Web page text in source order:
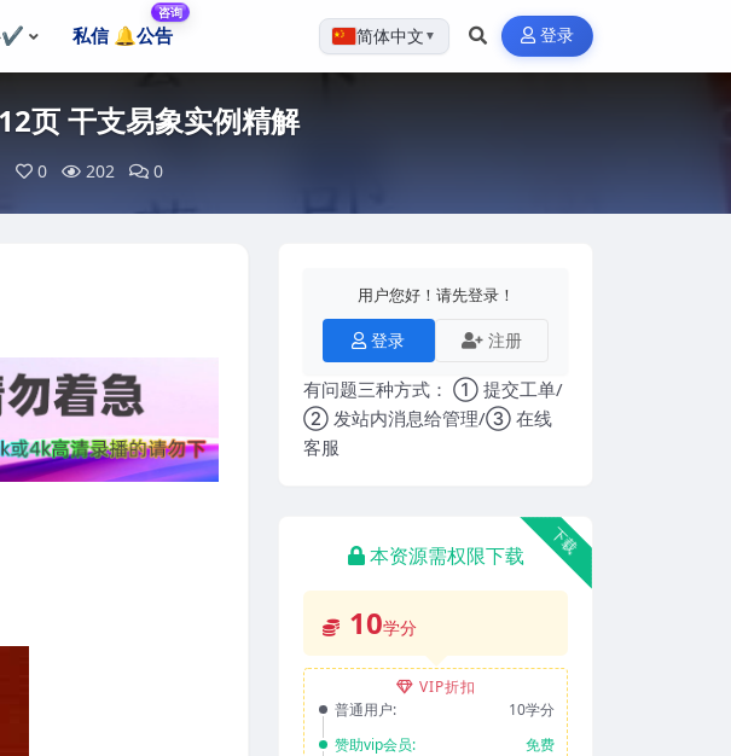
✔️ 私信 🔔公告
咨询
简体中文 ▼ 登录
页 干支易象实例精解
0 202 0
用户您好！请先登录！
登录 注册
有问题三种方式： ① 提交工单/
② 发站内消息给管理/③ 在线
客服
下载
本资源需权限下载
10学分
VIP折扣
普通用户:
10学分
赞助vip会员:
免费